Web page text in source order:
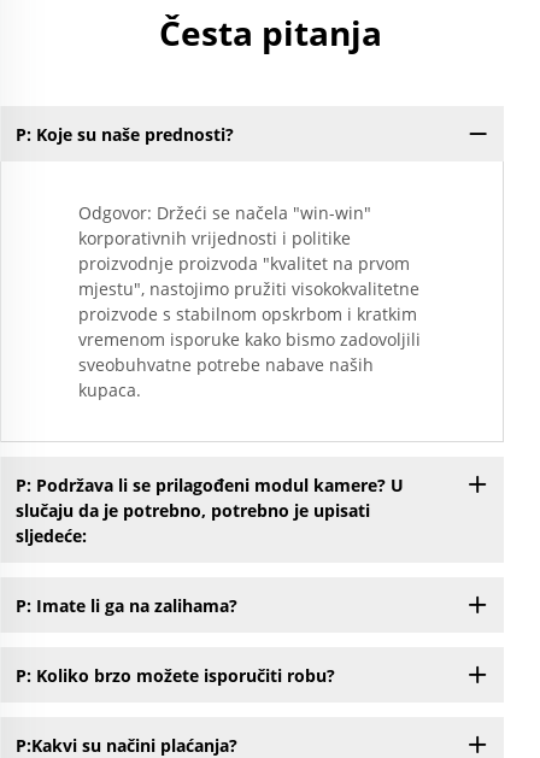
Česta pitanja
P: Koje su naše prednosti?
Odgovor: Držeći se načela "win-win"
korporativnih vrijednosti i politike
proizvodnje proizvoda "kvalitet na prvom
mjestu", nastojimo pružiti visokokvalitetne
proizvode s stabilnom opskrbom i kratkim
vremenom isporuke kako bismo zadovoljili
sveobuhvatne potrebe nabave naših
kupaca.
P: Podržava li se prilagođeni modul kamere? U
slučaju da je potrebno, potrebno je upisati
sljedeće:
P: Imate li ga na zalihama?
P: Koliko brzo možete isporučiti robu?
P:Kakvi su načini plaćanja?